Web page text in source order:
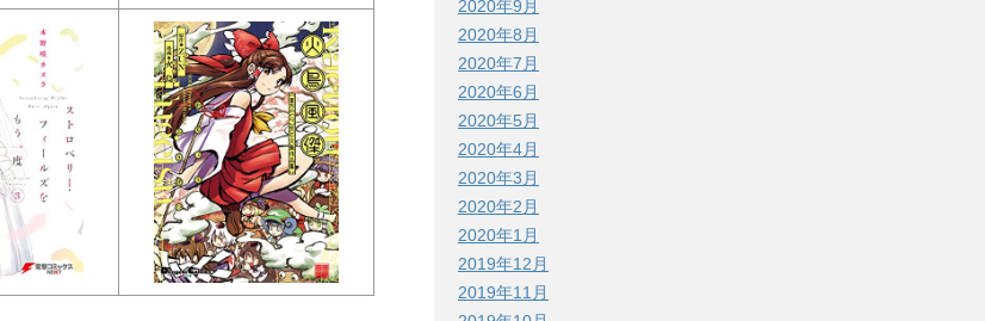
2020年9月
2020年8月
2020年7月
2020年6月
2020年5月
2020年4月
2020年3月
2020年2月
2020年1月
2019年12月
2019年11月